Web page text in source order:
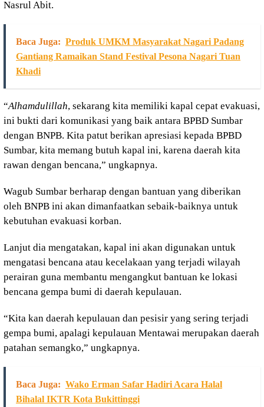
Nasrul Abit.
Baca Juga: Produk UMKM Masyarakat Nagari Padang
Gantiang Ramaikan Stand Festival Pesona Nagari Tuan
Khadi
“Alhamdulillah, sekarang kita memiliki kapal cepat evakuasi,
ini bukti dari komunikasi yang baik antara BPBD Sumbar
dengan BNPB. Kita patut berikan apresiasi kepada BPBD
Sumbar, kita memang butuh kapal ini, karena daerah kita
rawan dengan bencana,” ungkapnya.
Wagub Sumbar berharap dengan bantuan yang diberikan
oleh BNPB ini akan dimanfaatkan sebaik-baiknya untuk
kebutuhan evakuasi korban.
Lanjut dia mengatakan, kapal ini akan digunakan untuk
mengatasi bencana atau kecelakaan yang terjadi wilayah
perairan guna membantu mengangkut bantuan ke lokasi
bencana gempa bumi di daerah kepulauan.
“Kita kan daerah kepulauan dan pesisir yang sering terjadi
gempa bumi, apalagi kepulauan Mentawai merupakan daerah
patahan semangko,” ungkapnya.
Baca Juga: Wako Erman Safar Hadiri Acara Halal
Bihalal IKTR Kota Bukittinggi